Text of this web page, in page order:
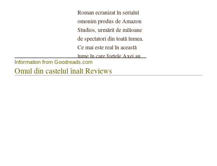
Roman ecranizat în serialul
omonim produs de Amazon
Studios, urmărit de milioane
de spectatori din toată lumea.
Ce mai este real în această
lume în care forțele Axei au
câștigat cel de-Al Doilea
Război Mondial? Poate doar
Information from Goodreads.com
Omul din castelul înalt Reviews